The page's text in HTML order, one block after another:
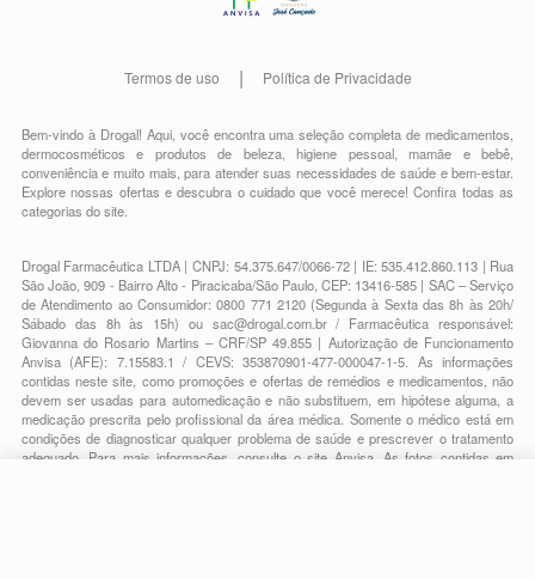
Termos de uso Política de Privacidade
Bem-vindo à Drogal! Aqui, você encontra uma seleção completa demedicamentos
dermocosméticos e produtos de beleza,higiene pessoal,mamãe e bebê
conveniênciae muito mais, para atender suas necessidades de saúde e bem-estar.
Explore nossas ofertas e descubra o cuidado que você merece!Confira todas as
categorias do site.
Drogal Farmacêutica LTDA | CNPJ: 54.375.647/0066-72 | IE: 535.412.860.113 | Rua
São João, 909 - Bairro Alto - Piracicaba/São Paulo, CEP: 13416-585 | SAC – Serviço
de Atendimento ao Consumidor: 0800 771 2120 (Segunda à Sexta das 8h às 20h/
Sábado das 8h às 15h) ou sac@drogal.com.br/ Farmacêutica responsável:
Giovanna do Rosario Martins – CRF/SP 49.855 | Autorização de Funcionamento
Anvisa (AFE): 7.15583.1 / CEVS: 353870901-477-000047-1-5. As informações
contidas neste site, como promoções e ofertas de remédios e medicamentos, não
devem ser usadas para automedicação e não substituem, em hipótese alguma, a
medicação prescrita pelo profissional da área médica. Somente o médico está em
condições de diagnosticar qualquer problema de saúde e prescrever o tratamento
adequado. Para mais informações, consulte o site Anvisa. As fotos contidas em